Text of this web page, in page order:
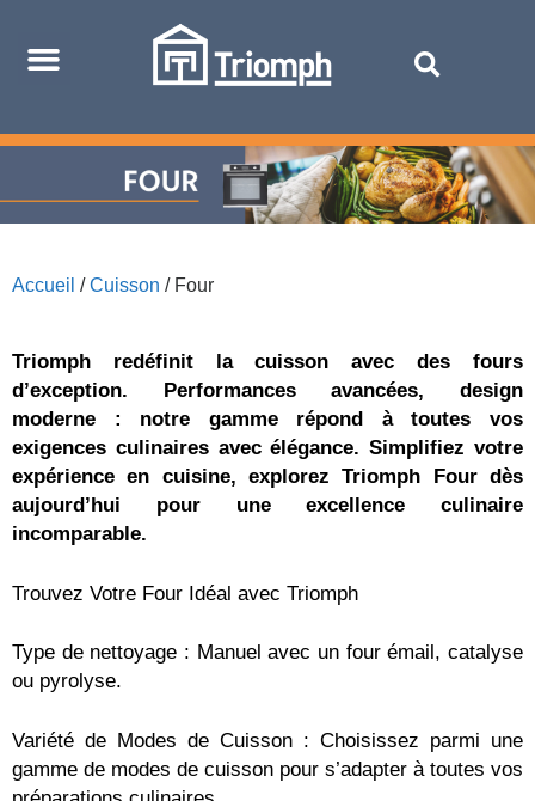
Accueil /Cuisson / Four
Triomph redéfinit la cuisson avec des fours
d’exception. Performances avancées, design
moderne : notre gamme répond à toutes vos
exigences culinaires avec élégance. Simplifiez votre
expérience en cuisine, explorez Triomph Four dès
aujourd’hui pour une excellence culinaire
incomparable.
Trouvez Votre Four Idéal avec Triomph
Type de nettoyage : Manuel avec un four émail, catalyse
ou pyrolyse.
Variété de Modes de Cuisson : Choisissez parmi une
gamme de modes de cuisson pour s’adapter à toutes vos